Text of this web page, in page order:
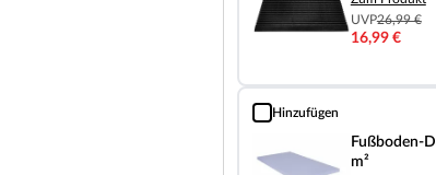
UVP26,99 €
16,99 €
Hinzufügen
Fußboden-Dämmungspaket für
Fußboden-
m²